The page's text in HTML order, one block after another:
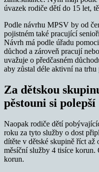
úvazek rodiče dětí do 15 let,
Podle návrhu MPSV by od
pojistném také pracující
Návrh má podle úřadu
důchod a zároveň pracují
uvažuje o předčasném
aby zůstal déle aktivní na trhu
Za dětskou
pěstouni si polepší
Naopak rodiče dětí
roku za tyto služby o dost
dítěte v dětské skupině říct
měsíční služby 4 tisíce korun.
korun.